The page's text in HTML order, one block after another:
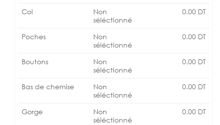
Col
Non
séléctionné
0.00 DT
Poches
Non
séléctionné
0.00 DT
Boutons
Non
séléctionné
0.00 DT
Bas de chemise
Non
séléctionné
0.00 DT
Gorge
Non
séléctionné
0.00 DT